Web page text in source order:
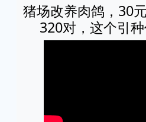
猪场改养肉鸽，30
320对，这个引